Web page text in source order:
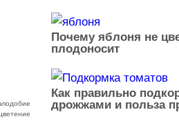
Почему яблоня не
плодоносит
Как правильно
дрожжами и польза